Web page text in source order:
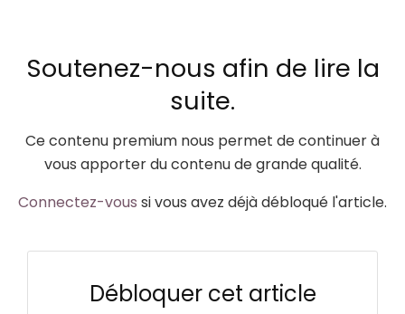
Soutenez-nous afin de lire la
suite.
Ce contenu premium nous permet de continuer à
vous apporter du contenu de grande qualité.
Connectez-vous si vous avez déjà débloqué l'article.
Débloquer cet article